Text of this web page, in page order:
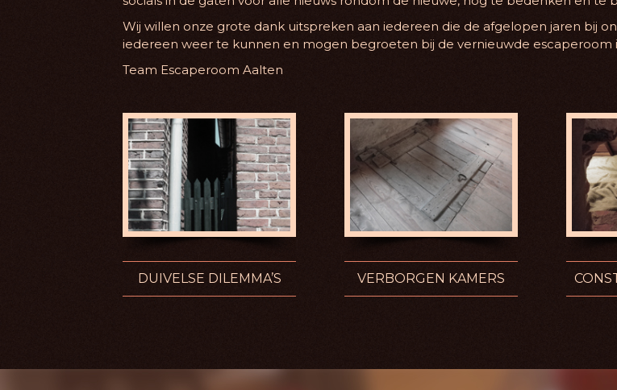
Wij willen onze grote dank uitspreken aan iedereen die de afgelopen jaren bij
iedereen weer te kunnen en mogen begroeten bij de vernieuwde escaperoom
Team Escaperoom Aalten
DUIVELSE DILEMMA’S VERBORGEN KAMERS